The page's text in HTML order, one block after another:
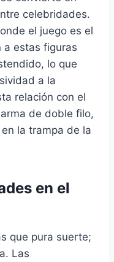
celebridades.
el juego es el
a estas figuras
lo que
a la
relación con el
de doble filo,
la trampa de la
en el
que pura suerte;
Las